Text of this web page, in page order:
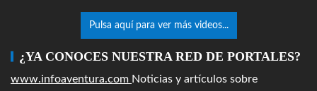
Pulsa aquí para ver más videos...
¿YA CONOCES NUESTRA RED DE PORTALES?
www.infoaventura.com Noticias y artículos sobre